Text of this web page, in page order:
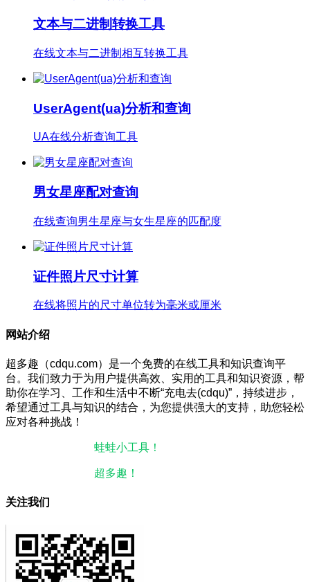
文本与二进制转换工具
在线文本与二进制相互转换工具
UserAgent(ua)分析和查询
UA在线分析查询工具
男女星座配对查询
在线查询男生星座与女生星座的匹配度
证件照片尺寸计算
在线将照片的尺寸单位转为毫米或厘米
网站介绍
超多趣（cdqu.com）是一个免费的在线工具和知识查询平
台。我们致力于为用户提供高效、实用的工具和知识资源，帮
助你在学习、工作和生活中不断“充电去(cdqu)”，持续进步，
希望通过工具与知识的结合，为您提供强大的支持，助您轻松
应对各种挑战！
蛙蛙小工具！
超多趣！
关注我们